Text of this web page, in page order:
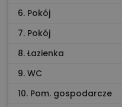
6. Pokój
7. Pokój
8. Łazienka
9. WC
10. Pom. gospodarcze